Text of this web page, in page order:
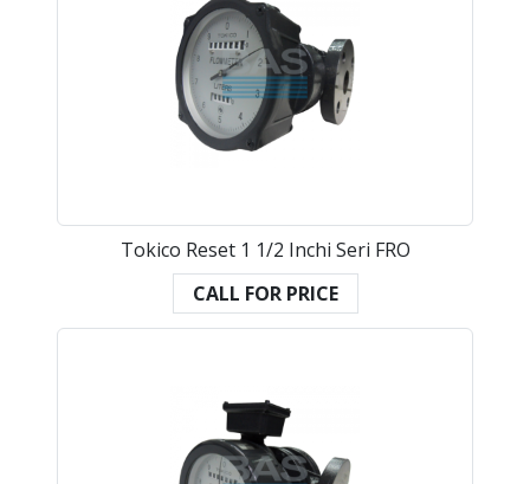
Tokico Reset 1 1/2 Inchi Seri FRO
CALL FOR PRICE